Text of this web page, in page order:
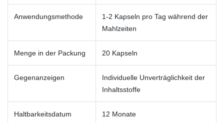
Anwendungsmethode
1-2 Kapseln pro Tag während der
Mahlzeiten
Menge in der Packung 20 Kapseln
Gegenanzeigen
Individuelle Unverträglichkeit der
Inhaltsstoffe
Haltbarkeitsdatum 12 Monate